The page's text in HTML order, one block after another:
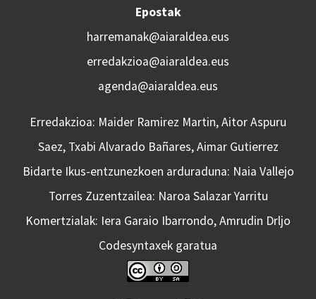
Epostak
harremanak@aiaraldea.eus
erredakzioa@aiaraldea.eus
agenda@aiaraldea.eus
Erredakzioa: Maider Ramirez Martin, Aitor Aspuru
Saez, Txabi Alvarado Bañares, Aimar Gutierrez
Bidarte Ikus-entzunezkoen arduraduna: Naia Vallejo
Torres Zuzentzailea: Naroa Salazar Yarritu
Komertzialak: Iera Garaio Ibarrondo, Amrudin Drljo
Codesyntaxek garatua